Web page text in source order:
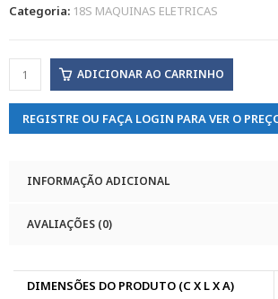
Categoria: 18S MAQUINAS ELETRICAS
ADICIONAR AO CARRINHO
REGISTRE OU FAÇA LOGIN PARA VER O
INFORMAÇÃO ADICIONAL
AVALIAÇÕES (0)
DIMENSÕES DO PRODUTO (C X L X A)